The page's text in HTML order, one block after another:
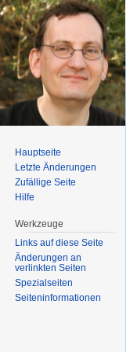
Hauptseite
Letzte Änderungen
Zufällige Seite
Hilfe
Werkzeuge
Links auf diese Seite
Änderungen an
verlinkten Seiten
Spezialseiten
Seiten­informationen